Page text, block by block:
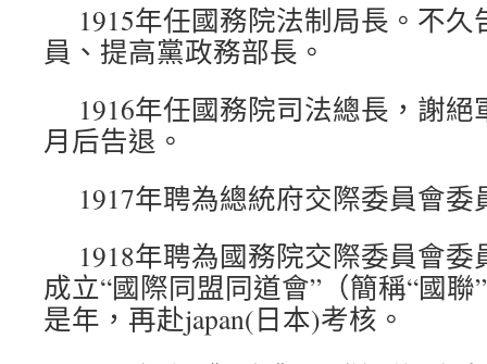
1915年任國務院法制局長。不
員、提高黨政務部長。
1916年任國務院司法總長，謝
月后告退。
1917年聘為總統府交際委員會
1918年聘為國務院交際委員會
成立“國際同盟同道會”（簡稱“國
是年，再赴japan(日本)考核。